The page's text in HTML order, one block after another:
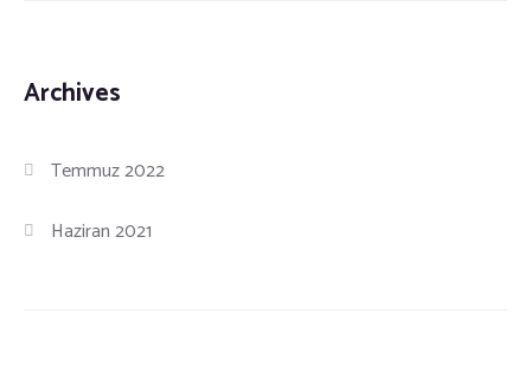
Archives
Temmuz 2022
Haziran 2021